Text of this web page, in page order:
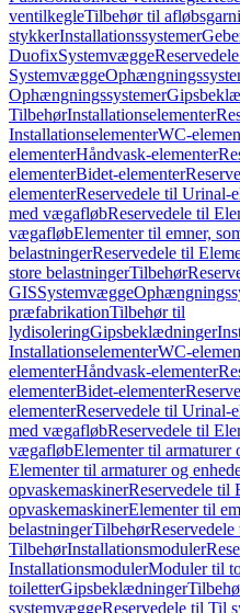
ventilkegleTilbehør til
stykkerInstallationssystemer
DuofixSystemvægge
Systemvægge
Ophængningssystemer
TilbehørInstallationselementer
InstallationselementerWC-
elementerHåndvask-elementer
elementerBidet-elementer
elementerReservedele til Urinal-
med vægafløbReservedele til
vægafløbElementer til emner,
belastningerReservedele til
store belastningerTilbehør
GISSystemvægge
præfabrikationTilbehør til
lydisoleringGipsbeklædninger
InstallationselementerWC-
elementerHåndvask-elementer
elementerBidet-elementer
elementerReservedele til Urinal-
med vægafløbReservedele til
vægafløbElementer til armaturer
Elementer til armaturer og
opvaskemaskinerReservedele til
opvaskemaskinerElementer til
belastningerTilbehørReservedele
TilbehørInstallationsmoduler
InstallationsmodulerModuler til
toiletterGipsbeklædninger
systemvæggeReservedele til Til